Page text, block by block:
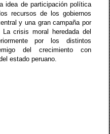
idea de participación política
recursos de los gobiernos
y una gran campaña por
crisis moral heredada del
por los distintos
del crecimiento con
estado peruano.